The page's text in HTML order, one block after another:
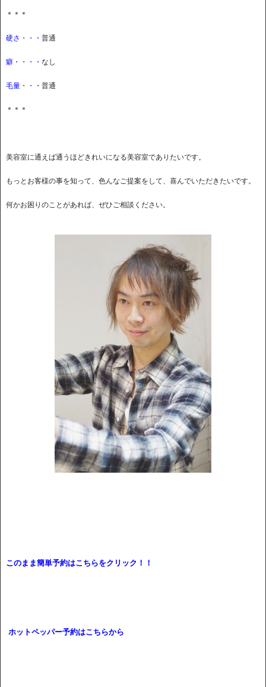
＊＊＊
硬さ・・・ 普通
癖・・・・ なし
毛量・・・ 普通
＊＊＊
美容室に通えば通うほどきれいになる美容室でありたいです。
もっとお客様の事を知って、色んなご提案をして、喜んでいただきたいです。
何かお困りのことがあれば、ぜひご相談ください。
このまま簡単予約はこちらをクリック！！
ホットペッパー予約はこちらから